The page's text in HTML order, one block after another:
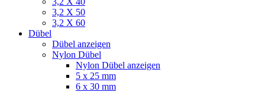
3,2 X 50
3,2 X 60
Dübel
Dübel anzeigen
Nylon Dübel
Nylon Dübel anzeigen
5 x 25 mm
6 x 30 mm